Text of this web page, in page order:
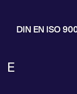
DIN EN ISO
E